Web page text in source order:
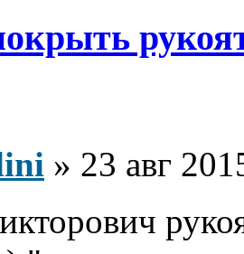
» 23 авг